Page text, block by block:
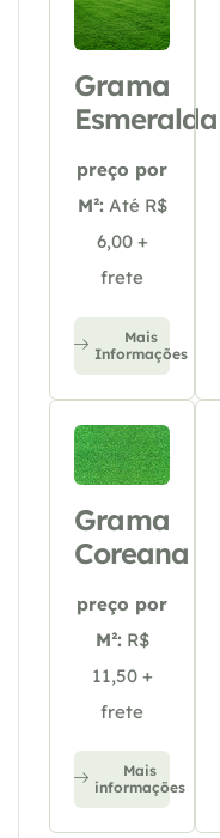
Grama
Esmeralda
preço por
M²: Até R$
6,00 +
frete
Mais
Informações
Grama
Coreana
preço por
M²: R$
11,50 +
frete
Mais
informações